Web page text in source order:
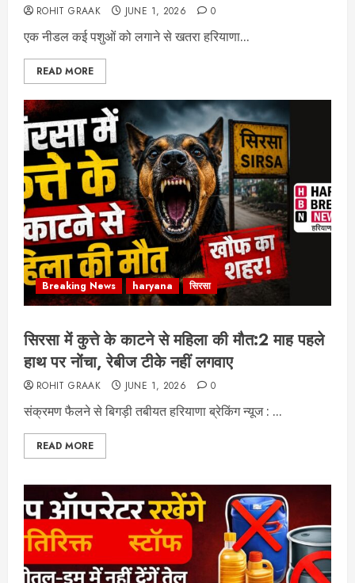
ROHIT GRAAK JUNE 1, 2026 0
एक नीडल कई पशुओं को लगाने से खतरा हरियाणा...
READ MORE
Breaking News haryana सिरसा
सिरसा में कुत्ते के काटने से महिला की मौत:2 माह पहले
हाथ पर नोंचा, रेबीज टीके नहीं लगवाए
ROHIT GRAAK JUNE 1, 2026 0
संक्रमण फैलने से बिगड़ी तबीयत हरियाणा ब्रेकिंग न्यूज : ...
READ MORE